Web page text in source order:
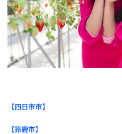
【四日市市】
【鈴鹿市】